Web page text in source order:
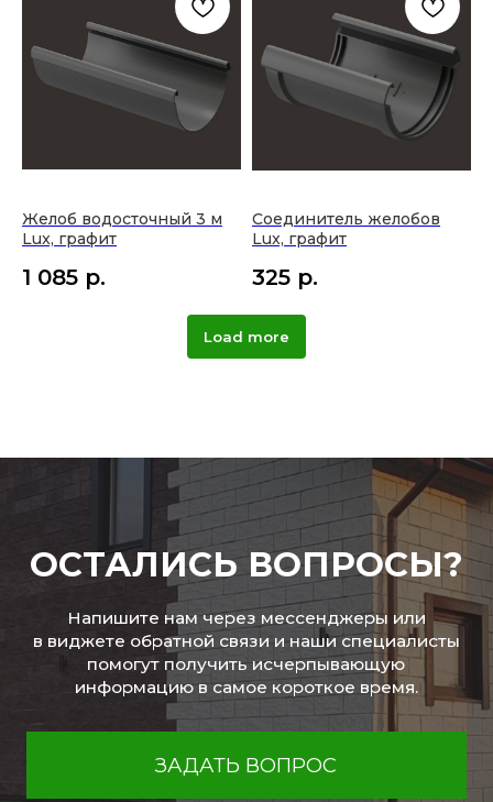
Желоб водосточный 3 м
Lux, графит
1 085 р.
Соединитель желобов
Lux, графит
325 р.
Load more